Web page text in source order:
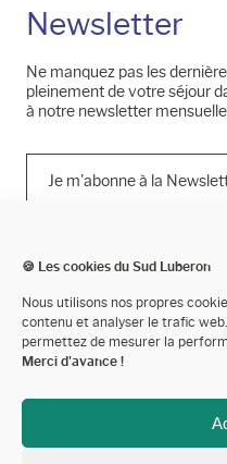
🍪 Les cookies du Sud Luberon
Nous utilisons nos propres
contenu et analyser le trafic
permettez de mesurer la
Merci d'avance !
Newsletter
Ne manquez pas les
pleinement de votre séjour
à notre newsletter mensuelle.
Je m'abonne à la
Mentions légales
Politique de confidentialité
Espace pro’